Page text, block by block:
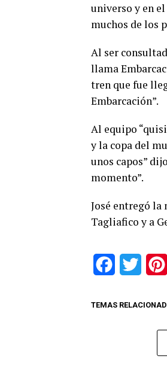
universo y en
muchos de los
Al ser
llama
tren que fue
Embarcación”.
Al equipo
y la copa del
unos capos”
momento”.
José entregó
Tagliafico y a
FacebookTwitter
TEMAS